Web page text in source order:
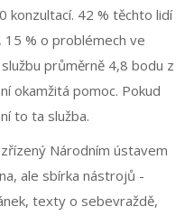
konzultací. 42 % těchto lidí
% o problémech ve
průměrně 4,8 bodu z
okamžitá pomoc. Pokud
to ta služba.
Národním ústavem
ale sbírka nástrojů -
texty o sebevraždě,